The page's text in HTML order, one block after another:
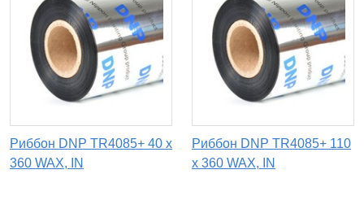
Риббон DNP TR4085+ 40 x
360 WAX, IN
Риббон DNP TR4085+ 110
x 360 WAX, IN